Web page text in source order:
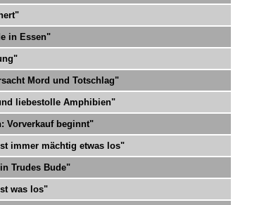
in Essen"
Mord und Totschlag"
liebestolle Amphibien"
Vorverkauf beginnt"
immer mächtig etwas los"
Trudes Bude"
was los"